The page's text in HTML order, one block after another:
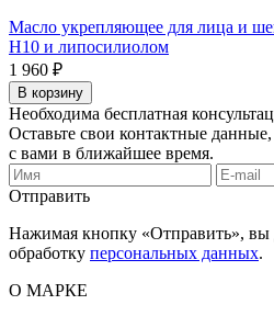
Масло укрепляющее для лица и
H10 и липосилиолом
1 960 ₽
В корзину
Необходима бесплатная
Оставьте свои контактные
с вами в ближайшее время.
Отправить
Нажимая кнопку «Отправить», вы
обработку персональных данных.
О МАРКЕ